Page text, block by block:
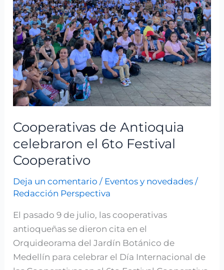
Cooperativas de Antioquia
celebraron el 6to Festival
Cooperativo
Deja un comentario / Eventos y novedades /
Redacción Perspectiva
El pasado 9 de julio, las cooperativas
antioqueñas se dieron cita en el
Orquideorama del Jardín Botánico de
Medellín para celebrar el Día Internacional de
Cooperativo